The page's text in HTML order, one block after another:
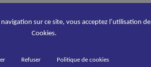
sur ce site, vous acceptez l’utilisation de
Cookies.
Refuser Politique de cookies